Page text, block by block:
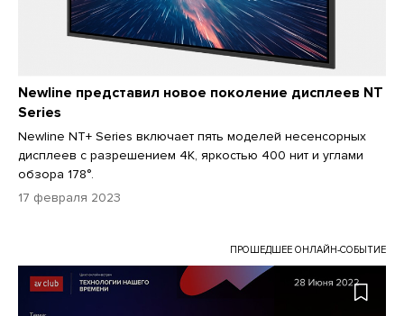
Newline представил новое поколение дисплеев NT
Series
Newline NT+ Series включает пять моделей несенсорных
дисплеев с разрешением 4K, яркостью 400 нит и углами
обзора 178°.
17 февраля 2023
ПРОШЕДШЕЕ ОНЛАЙН-СОБЫТИЕ